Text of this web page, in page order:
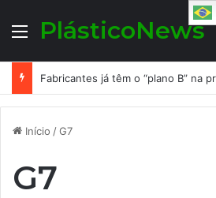
MenuPlásticoNews
Início /G7
G7